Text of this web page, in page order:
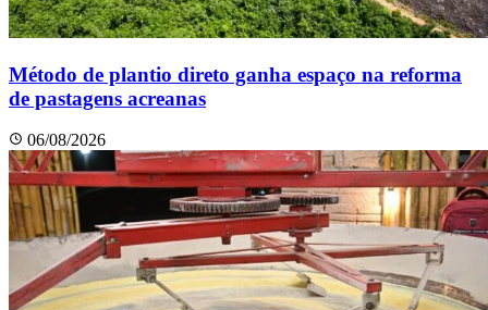
Método de plantio direto ganha espaço na reforma
de pastagens acreanas
06/08/2026